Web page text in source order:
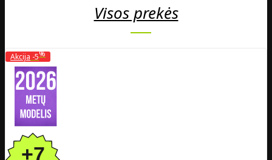
Visos prekės
Akcija -5%